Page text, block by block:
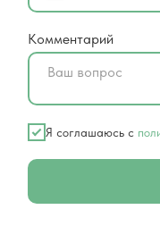
Комментарий
Я соглашаюсь с